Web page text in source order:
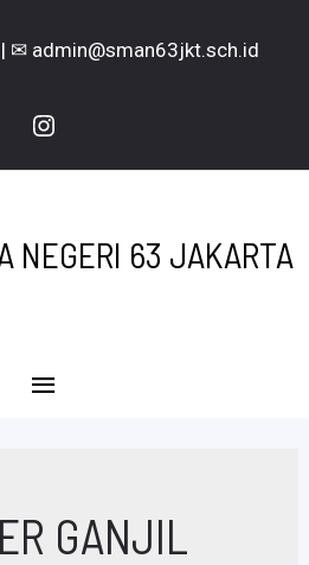
admin@sman63jkt.sch.id
Instagram
NEGERI 63 JAKARTA
Menu
GANJIL